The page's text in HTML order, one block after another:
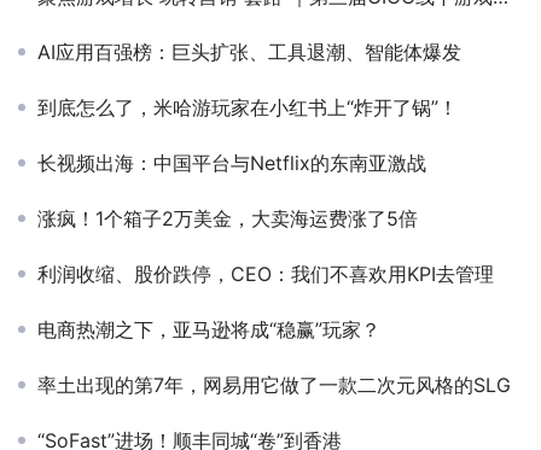
AI应用百强榜：巨头扩张、工具退潮、智能体爆发
到底怎么了，米哈游玩家在小红书上“炸开了锅”！
长视频出海：中国平台与Netflix的东南亚激战
涨疯！1个箱子2万美金，大卖海运费涨了5倍
利润收缩、股价跌停，CEO：我们不喜欢用KPI去管理
电商热潮之下，亚马逊将成“稳赢”玩家？
率土出现的第7年，网易用它做了一款二次元风格的SLG
“SoFast”进场！顺丰同城“卷”到香港